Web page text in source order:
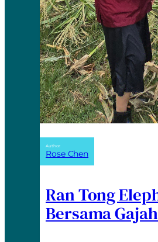
Author:
Rose Chen
Ran Tong
Bersama